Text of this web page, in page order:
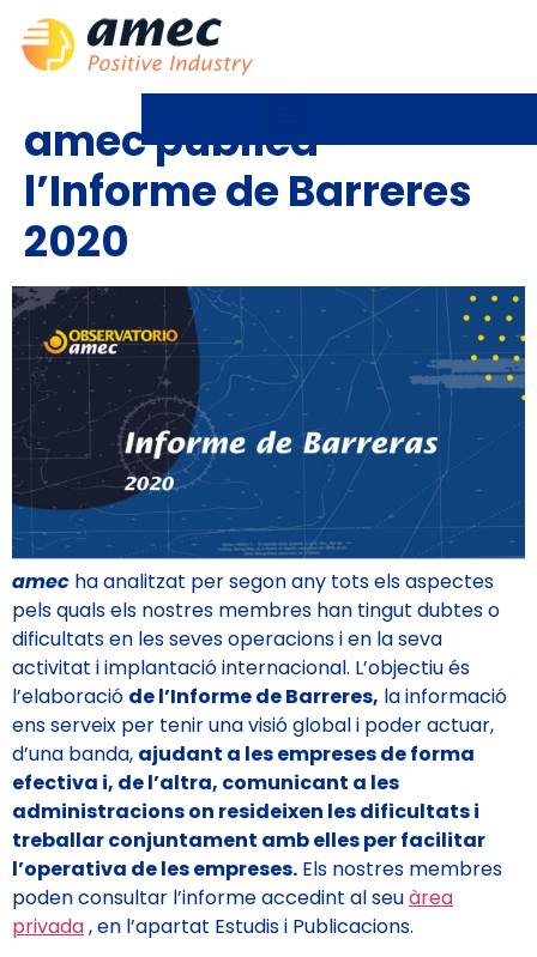
amec publica
l’Informe de Barreres
2020
amec ha analitzat per segon any tots els aspectes
pels quals els nostres membres han tingut dubtes o
dificultats en les seves operacions i en la seva
activitat i implantació internacional. L’objectiu és
l’elaboració de l’Informe de Barreres, la informació
ens serveix per tenir una visió global i poder actuar,
d’una banda, ajudant a les empreses de forma
efectiva i, de l’altra, comunicant a les
administracions on resideixen les dificultats i
treballar conjuntament amb elles per facilitar
l’operativa de les empreses. Els nostres membres
poden consultar l’informe accedint al seuàrea
privada, en l’apartat Estudis i Publicacions.